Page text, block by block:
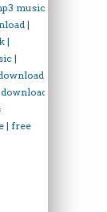
music
|
|
|
| free